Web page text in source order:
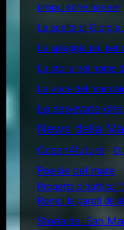
propulsione navale
La scelta di Giorgia
La spiaggia più
La storia nel nome
La voce del
Lo sapevate che
News dalla
Ocean4future
Poesie del mare
Progetto didattico:
Rompi le pareti
Storia del San